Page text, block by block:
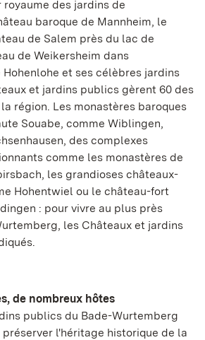
des jardins de
baroque de Mannheim, le
de Salem près du lac de
de Weikersheim dans
et ses célèbres jardins
et jardins publics gèrent 60 des
région. Les monastères baroques
Souabe, comme Wiblingen,
des complexes
comme les monastères de
les grandioses châteaux-
Hohentwiel ou le château-fort
: pour vivre au plus près
les Châteaux et jardins
de nombreux hôtes
publics du Bade-Wurtemberg
l'héritage historique de la